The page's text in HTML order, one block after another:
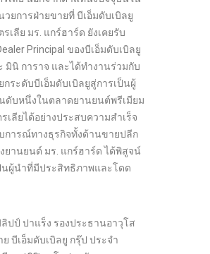
วยการฝ่ายขายที่ บีเอ็มดับเบิลยู
รเลีย มร. แกร์ฮาร์ด ยังเคยรับ
Principal ของบีเอ็มดับเบิลยู
มินิ การาจ และได้ทำงานร่วมกับ
กระดับบีเอ็มดับเบิลยูสู่การเป็นผู้
ดับหนึ่งในตลาดยานยนต์พรีเมียม
เลียได้อย่างประสบความสำเร็จ
การณ์ทางธุรกิจทั้งด้านขายปลีก
ยานยนต์ มร. แกร์ฮาร์ด ได้พิสูจน์
นผู้นำที่มีประสิทธิภาพและโดด
ปป์ ปาแร็ง รองประธานอาวุโส
บีเอ็มดับเบิลยู กรุ๊ป ประจำ